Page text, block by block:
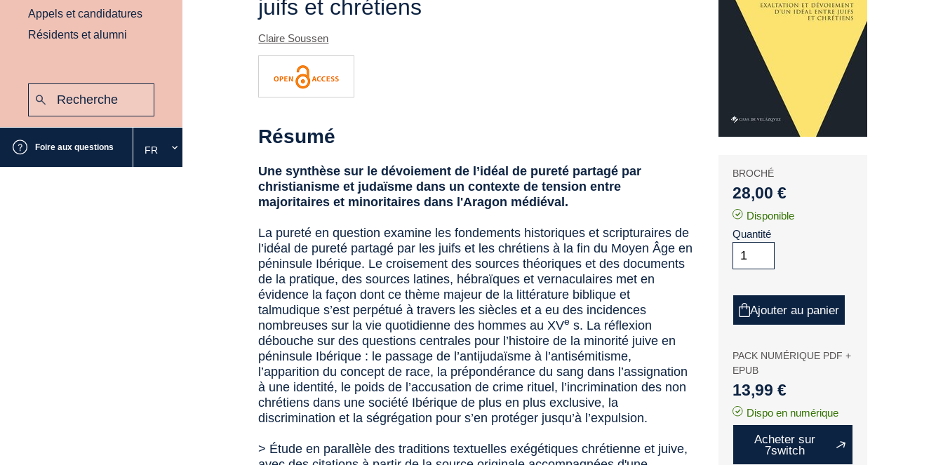
Appels et candidatures
Résidents et alumni
Foire aux questions
Sélectionnez
la
FR
juifs et chrétiens
Claire Soussen
Résumé
Une synthèse sur le dévoiement de l’idéal de pureté partagé par
christianisme et judaïsme dans un contexte de tension entre
majoritaires et minoritaires dans l'Aragon médiéval.
La pureté en question examine les fondements historiques et scripturaires de
l’idéal de pureté partagé par les juifs et les chrétiens à la fin du Moyen Âge en
péninsule Ibérique. Le croisement des sources théoriques et des documents
de la pratique, des sources latines, hébraïques et vernaculaires met en
évidence la façon dont ce thème majeur de la littérature biblique et
talmudique s’est perpétué à travers les siècles et a eu des incidences
nombreuses sur la vie quotidienne des hommes au XVe s. La réflexion
débouche sur des questions centrales pour l’histoire de la minorité juive en
péninsule Ibérique : le passage de l’antijudaïsme à l’antisémitisme,
l’apparition du concept de race, la prépondérance du sang dans l’assignation
à une identité, le poids de l’accusation de crime rituel, l’incrimination des non
chrétiens dans une société Ibérique de plus en plus exclusive, la
discrimination et la ségrégation pour s’en protéger jusqu’à l’expulsion.
> Étude en parallèle des traditions textuelles exégétiques chrétienne et juive,
BROCHÉ
28,00 €
Disponible
Quantité
Ajouter au panier
PACK NUMÉRIQUE PDF +
EPUB
13,99 €
Dispo en numérique
Acheter sur
7switch